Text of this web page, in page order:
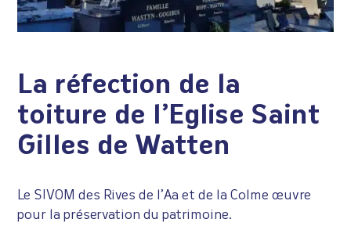
La réfection de la
toiture de l’Eglise Saint
Gilles de Watten
Le SIVOM des Rives de l’Aa et de la Colme œuvre
pour la préservation du patrimoine.